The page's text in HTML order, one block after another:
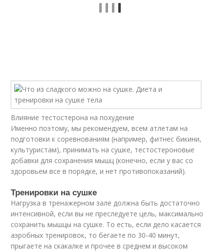
Влияние тестостерона на похудение
Именно поэтому, мы рекомендуем, всем атлетам на
подготовки к соревнованиям (например, фитнес бикини,
культуристам), принимать на сушке, тестостероновые
добавки для сохранения мышц (конечно, если у вас со
здоровьем все в порядке, и нет противопоказаний).
Тренировки на сушке
Нагрузка в тренажерном зале должна быть достаточно
интенсивной, если вы не преследуете цель, максимально
сохранить мышцы на сушке. То есть, если дело касается
аэробных тренировок, то бегаете по 30-40 минут,
прыгаете на скакалке и прочее в среднем и высоком